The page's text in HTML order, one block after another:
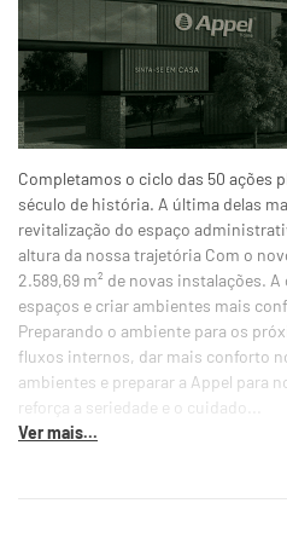
Completamos o ciclo das 50 ações
século de história. A última delas
revitalização do espaço
altura da nossa trajetória Com o
2.589,69 m² de novas instalações.
espaços e criar ambientes mais
Preparando o ambiente para os
fluxos internos, dar mais conforto
ambientes e preparar a Appel para
reforça a seriedade e o cuidado...
Ver mais...